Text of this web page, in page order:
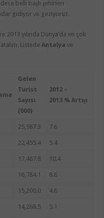
belli başlı şehirleri
gidiyor ve geziyoruz.
2013 yılında Dünya’da en çok
Listede Antalya ve
Gelen
Turist
Sayısı
(000)
2012 –
2013 % Artışı
25,587.3 7.6
22,455.4 5.4
17,467.8 10.4
16,784.1 8.6
15,200.0 4.6
14,268.5 5.1